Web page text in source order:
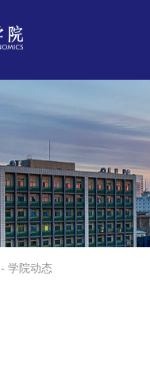
-学院动态